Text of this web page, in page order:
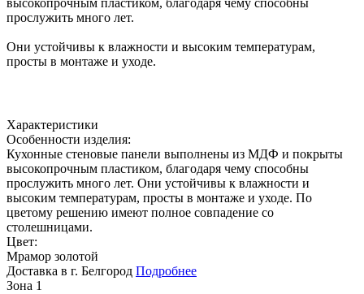
высокопрочным пластиком, благодаря чему способны
прослужить много лет.
Они устойчивы к влажности и высоким температурам,
просты в монтаже и уходе.
Характеристики
Особенности изделия:
Кухонные стеновые панели выполнены из МДФ и покрыты
высокопрочным пластиком, благодаря чему способны
прослужить много лет. Они устойчивы к влажности и
высоким температурам, просты в монтаже и уходе. По
цветому решению имеют полное совпадение со
столешницами.
Цвет:
Мрамор золотой
Доставка в г. Белгород Подробнее
Зона 1